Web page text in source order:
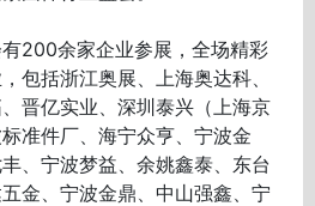
余家企业参展，全场精彩
包括浙江奥展、上海奥达科、
晋亿实业、深圳泰兴（上海京
准件厂、海宁众亨、宁波金
、宁波梦益、余姚鑫泰、东台
金、宁波金鼎、中山强鑫、宁